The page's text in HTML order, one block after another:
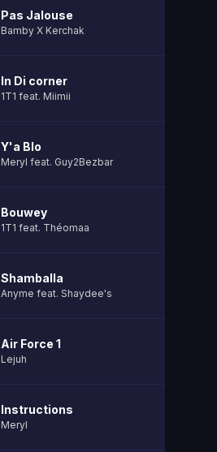
Pas Jalouse
Bamby X Kerchak
In Di corner
1T1 feat. Miimii
Y'a Blo
Meryl feat. Guy2Bezbar
Bouwey
1T1 feat. Théomaa
Shamballa
Anyme feat. Shaydee's
Air Force 1
Lejuh
Instructions
Meryl